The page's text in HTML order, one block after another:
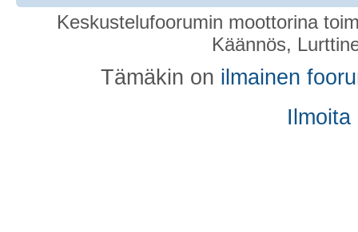
Keskustelufoorumin moottorina
Käännös,
Tämäkin on ilmainen